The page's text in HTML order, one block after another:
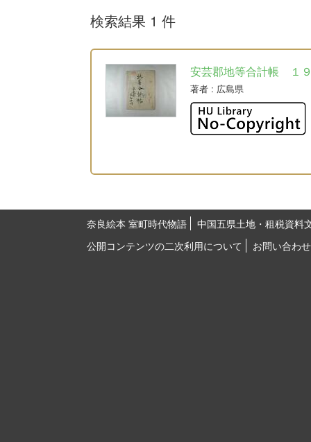
検索結果 1 件
安芸郡地等合計帳 １
著者 : 広島県
奈良絵本 室町時代物語
中国五県土地・租税資料
公開コンテンツの二次利用について
お問い合わせ